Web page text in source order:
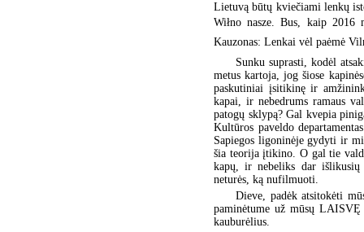
Lietuvą būtų kviečiami lenkų
Wiłno nasze. Bus, kaip 2016
Kauzonas: Lenkai vėl paėmė
Sunku suprasti, kodėl
metus kartoja, jog šiose
paskutiniai įsitikinę ir
kapai, ir nebedrums ramaus
patogų sklypą? Gal kvepia
Kultūros paveldo
Sapiegos ligoninėje gydyti ir
šia teorija įtikino. O gal tie
kapų, ir nebeliks dar išlikusių
neturės, ką nufilmuoti.
Dieve, padėk atsitokėti
paminėtume už mūsų
kauburėlius.